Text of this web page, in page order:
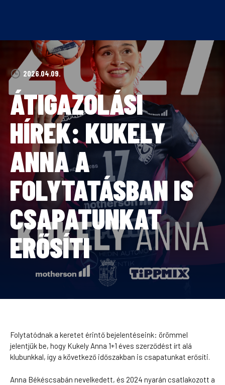
2026.04.09.
ÁTIGAZOLÁSI
HÍREK: KUKELY
ANNA A
FOLYTATÁSBAN IS
CSAPATUNKAT
ERŐSÍTI
Folytatódnak a keretet érintő bejelentéseink: örömmel
jelentjük be, hogy Kukely Anna 1+1 éves szerződést írt alá
klubunkkal, így a következő időszakban is csapatunkat erősíti.
Anna Békéscsabán nevelkedett, és 2024 nyarán csatlakozott a